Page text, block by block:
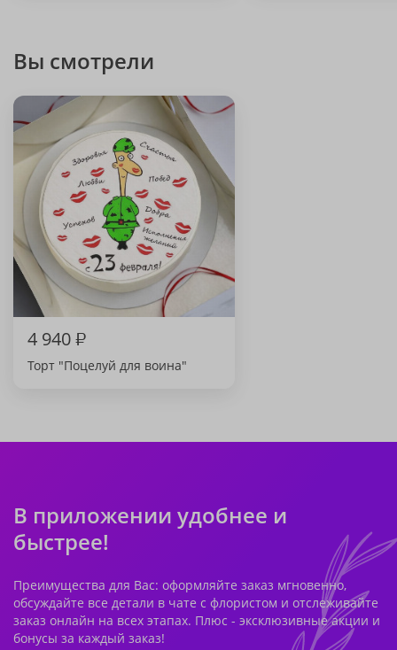
Вы смотрели
4 940₽
Торт "Поцелуй для воина"
В приложении удобнее и
быстрее!
Преимущества для Вас: оформляйте заказ мгновенно,
обсуждайте все детали в чате с флористом и отслеживайте
заказ онлайн на всех этапах. Плюс - эксклюзивные акции и
бонусы за каждый заказ!